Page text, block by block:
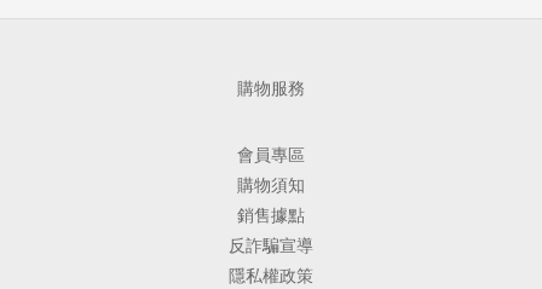
購物服務
會員專區
購物須知
銷售據點
反詐騙宣導
隱私權政策